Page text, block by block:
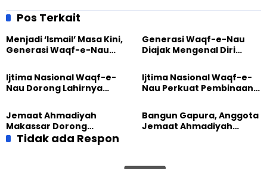
Pos Terkait
Menjadi ‘Ismail’ Masa Kini,
Generasi Waqf-e-Nau
Pengabdian
Generasi Waqf-e-Nau
Diajak Mengenal Diri
Dunia
Ijtima Nasional Waqf-e-
Nau Dorong Lahirnya
yang Militan
Ijtima Nasional Waqf-e-
Nau Perkuat Pembinaan
Masa Depan
Jemaat Ahmadiyah
Makassar Dorong
Kesadaran Lingkungan
Lewat Edukasi Ekoteologi
Bangun Gapura, Anggota
Jemaat Ahmadiyah
Tidak ada Respon